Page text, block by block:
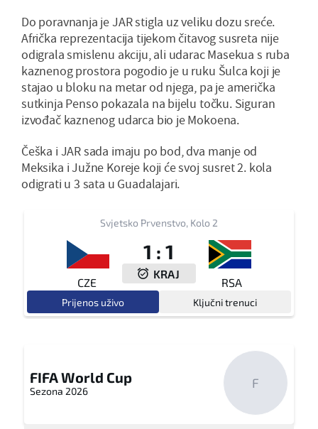
Do poravnanja je JAR stigla uz veliku dozu sreće.
Afrička reprezentacija tijekom čitavog susreta nije
odigrala smislenu akciju, ali udarac Masekua s ruba
kaznenog prostora pogodio je u ruku Šulca koji je
stajao u bloku na metar od njega, pa je američka
sutkinja Penso pokazala na bijelu točku. Siguran
izvođač kaznenog udarca bio je Mokoena.
Češka i JAR sada imaju po bod, dva manje od
Meksika i Južne Koreje koji će svoj susret 2. kola
odigrati u 3 sata u Guadalajari.
Svjetsko Prvenstvo, Kolo 2
CZE
1 : 1
KRAJ
RSA
Prijenos uživo Ključni trenuci
FIFA World Cup
Sezona 2026 F